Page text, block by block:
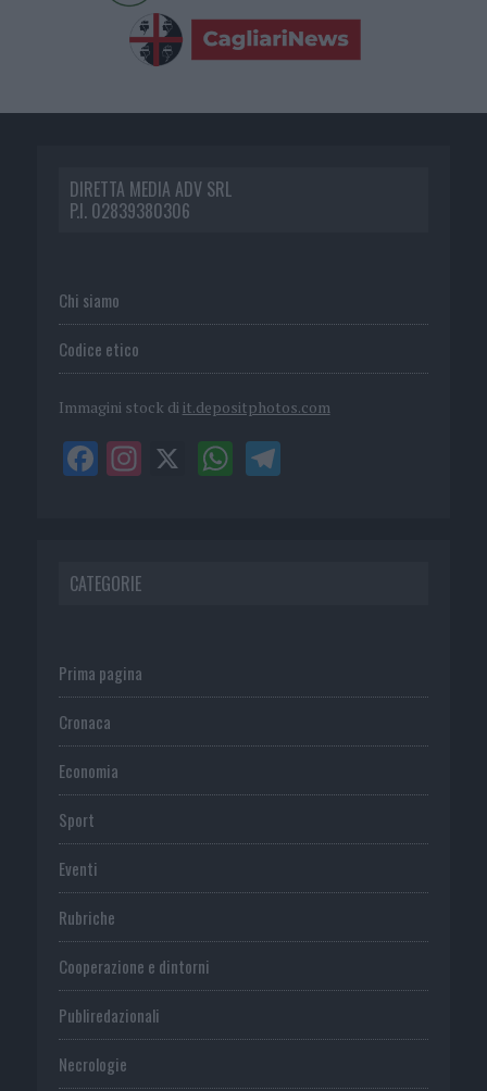
DIRETTA MEDIA ADV SRL
P.I. 02839380306
Chi siamo
Codice etico
Immagini stock di it.depositphotos.com
CATEGORIE
Prima pagina
Cronaca
Economia
Sport
Eventi
Rubriche
Cooperazione e dintorni
Publiredazionali
Necrologie